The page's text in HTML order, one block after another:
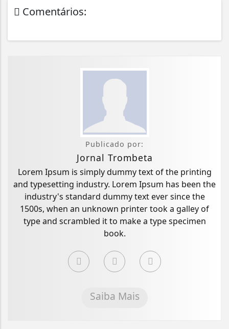
Comentários:
Publicado por:
Jornal Trombeta
Lorem Ipsum is simply dummy text of the printing
and typesetting industry. Lorem Ipsum has been the
industry's standard dummy text ever since the
1500s, when an unknown printer took a galley of
type and scrambled it to make a type specimen
book.
Saiba Mais